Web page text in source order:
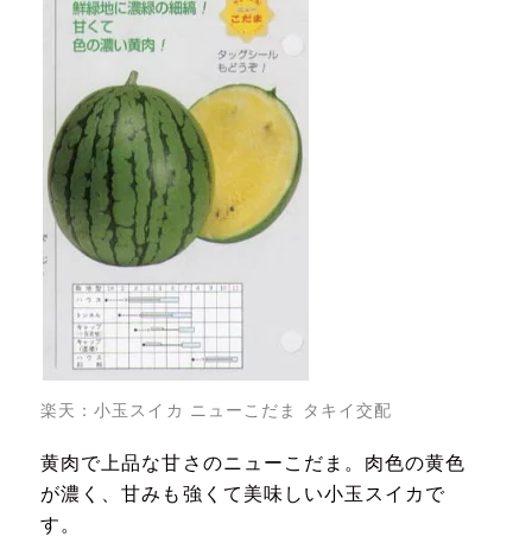
楽天：小玉スイカ ニューこだま タキイ交配
黄肉で上品な甘さのニューこだま。肉色の黄色
が濃く、甘みも強くて美味しい小玉スイカで
す。